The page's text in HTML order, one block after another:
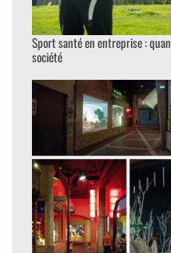
Sport santé en entreprise :
société